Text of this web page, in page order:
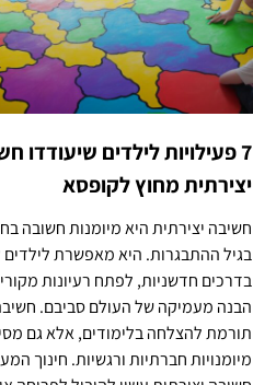
7 פעילויות לילדים שיעודדו
יצירתית מחוץ לקופסא
חשיבה יצירתית היא מיומנות חשובה
בגיל ההתבגרות. היא מאפשרת לילדים
בדרכים חדשניות, לפתח רעיונות
הבנה מעמיקה של העולם סביבם.
תורמת להצלחה בלימודים, אלא גם
מיומנויות חברתיות ורגשיות. חינוך